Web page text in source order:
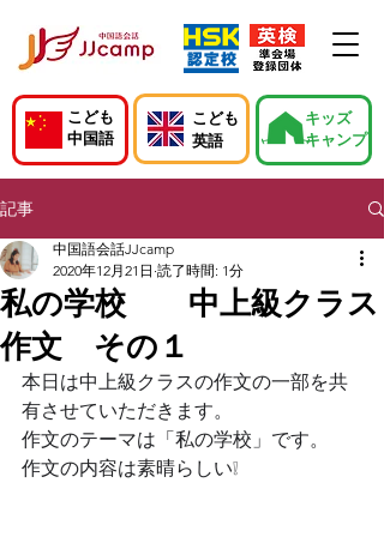
こども
中国語
こども
英語
キッズ
キャンプ
記事
私の学校 中上級クラス
作文 その１
中国語会話JJcamp
2020年12月21日 読了時間: 1分
本日は中上級クラスの作文の一部を共
有させていただきます。
作文のテーマは「私の学校」です。
作文の内容は素晴らしい❕